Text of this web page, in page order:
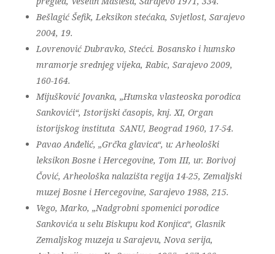
Bešlagić Šefik, Leksikon stećaka, Svjetlost, Sarajevo
2004, 19.
Lovrenović Dubravko, Stećci. Bosansko i humsko
mramorje srednjeg vijeka, Rabic, Sarajevo 2009,
160-164.
Mijušković Jovanka, „Humska vlasteoska porodica
Sankovići“, Istorijski časopis, knj. XI, Organ
istorijskog instituta SANU, Beograd 1960, 17-54.
Pavao Anđelić, „Grčka glavica“, u: Arheološki
leksikon Bosne i Hercegovine, Tom III, ur. Borivoj
Čović, Arheološka nalazišta regija 14-25, Zemaljski
muzej Bosne i Hercegovine, Sarajevo 1988, 215.
Vego, Marko, „Nadgrobni spomenici porodice
Sankovića u selu Biskupu kod Konjica“, Glasnik
Zemaljskog muzeja u Sarajevu, Nova serija,